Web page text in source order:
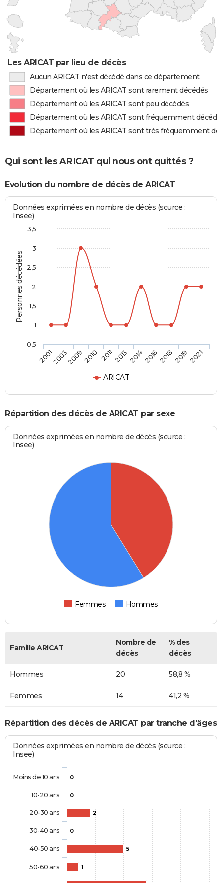
Les ARICAT par lieu de décès
Aucun ARICAT n'est décédé dans ce département
Département où les ARICAT sont rarement décédés
Département où les ARICAT sont peu décédés
Département où les ARICAT sont fréquemment
Département où les ARICAT sont très fréquemment
Qui sont les ARICAT qui nous ont quittés ?
Evolution du nombre de décès de ARICAT
Personnes décédées
Données exprimées en nombre de décès (source :
Insee)
ARICAT
2001200320092010 2011201320142016201820192021
0,5
1
1,5
2
2,5
3
3,5
Répartition des décès de ARICAT par sexe
Données exprimées en nombre de décès (source :
Insee)
Femmes Hommes
Famille ARICAT
Nombre de
décès
% des
décès
Hommes 20 58,8 %
Femmes 14 41,2 %
Répartition des décès de ARICAT par tranche d'âges
Données exprimées en nombre de décès (source :
Insee)
0
0
2
0
5
1
Moins de 10 ans
10-20 ans
20-30 ans
30-40 ans
40-50 ans
50-60 ans